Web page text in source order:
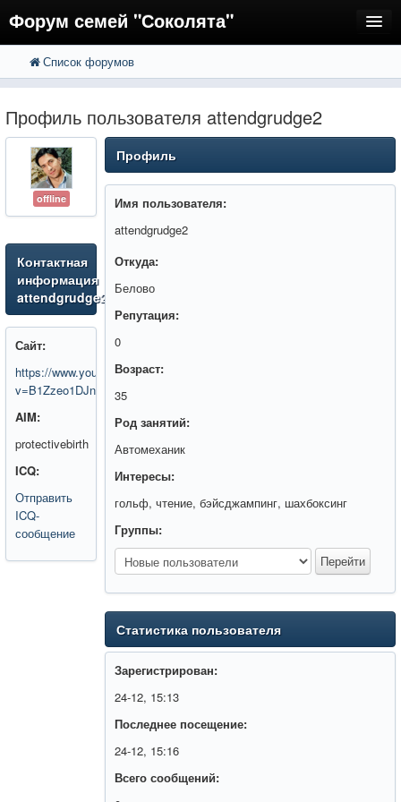
Форум семей "Соколята"
FAQ
Регистрация
Вход
Список форумов
Профиль пользователя attendgrudge2
offline
Контактная
информация
attendgrudge2
Сайт:
https://www.youtube.com/watch?
v=B1Zzeo1DJnA
AIM:
protectivebirth
ICQ:
Отправить
ICQ-
сообщение
Профиль
Имя пользователя:
attendgrudge2
Откуда:
Белово
Репутация:
0
Возраст:
35
Род занятий:
Автомеханик
Интересы:
гольф, чтение, бэйсджампинг, шахбоксинг
Группы:
Статистика пользователя
Зарегистрирован:
24-12, 15:13
Последнее посещение:
24-12, 15:16
Всего сообщений: